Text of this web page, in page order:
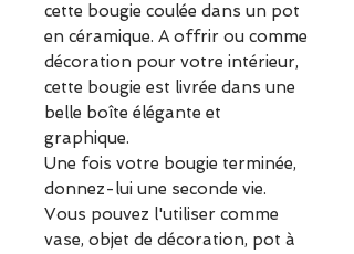
cette bougie coulée dans un pot
en céramique. A offrir ou comme
décoration pour votre intérieur,
cette bougie est livrée dans une
belle boîte élégante et
graphique.
Une fois votre bougie terminée,
donnez-lui une seconde vie.
Vous pouvez l'utiliser comme
vase, objet de décoration, pot à